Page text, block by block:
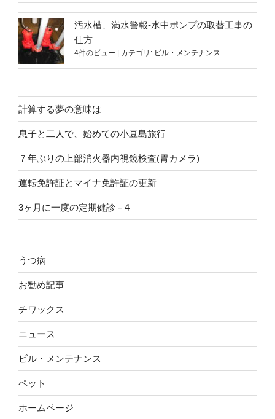
汚水槽、満水警報-水中ポンプの取替工事の
仕方
4件のビュー カテゴリ: ビル・メンテナンス
計算する夢の意味は
息子と二人で、始めての小豆島旅行
７年ぶりの上部消火器内視鏡検査(胃カメラ)
運転免許証とマイナ免許証の更新
3ヶ月に一度の定期健診－4
うつ病
お勧め記事
チワックス
ニュース
ビル・メンテナンス
ペット
ホームページ